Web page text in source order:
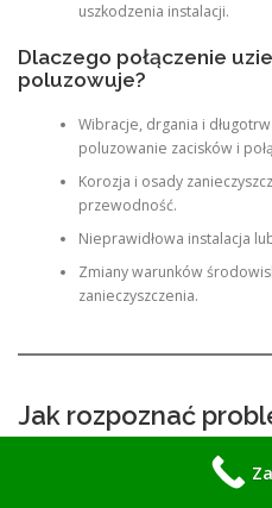
uszkodzenia instalacji.
Dlaczego połączenie
poluzowuje?
Wibracje, drgania i
poluzowanie zacisków i
Korozja i osady
przewodność.
Nieprawidłowa instalacja
Zmiany warunków
zanieczyszczenia.
Jak rozpoznać
metody diagnozy
Przed przystąpieniem do naprawy